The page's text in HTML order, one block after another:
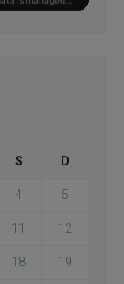
S D
4 5
11 12
18 19